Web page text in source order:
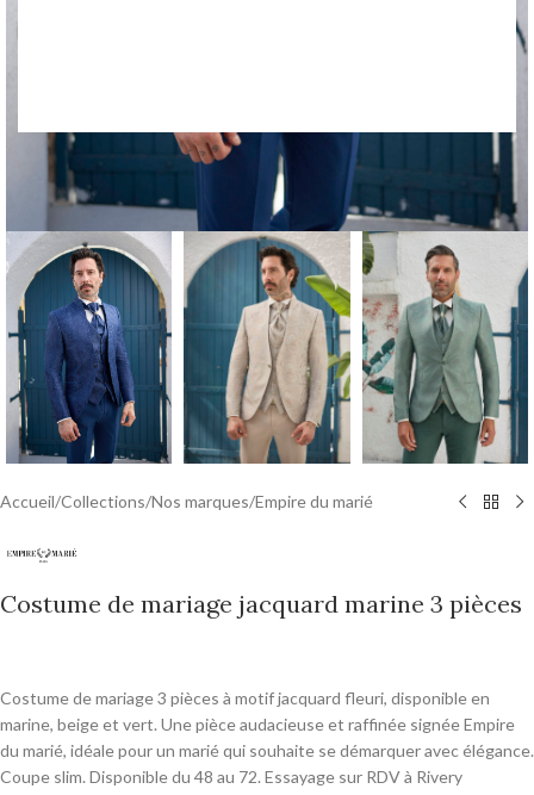
Accueil/Collections/Nos marques/Empire du marié
Costume de mariage jacquard marine 3 pièces
Costume de mariage 3 pièces à motif jacquard fleuri, disponible en
marine, beige et vert. Une pièce audacieuse et raffinée signée Empire
du marié, idéale pour un marié qui souhaite se démarquer avec élégance.
Coupe slim. Disponible du 48 au 72. Essayage sur RDV à Rivery